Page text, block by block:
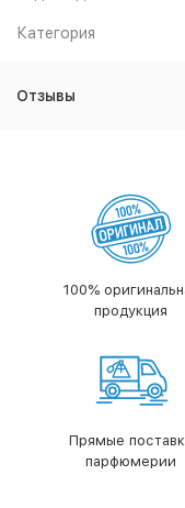
Артикул: 465724
11 954
Артикул: 465723
Категория
Отзывы
100%
продукция
Прямые
парфюмерии